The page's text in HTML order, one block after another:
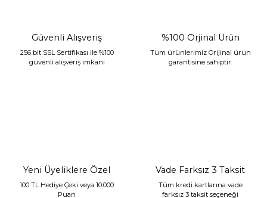
Güvenli Alışveriş
256 bit SSL Sertifikası ile %100
güvenli alışveriş imkanı
%100 Orjinal Ürün
Tüm ürünlerimiz Orijinal ürün
garantisine sahiptir.
Yeni Üyeliklere Özel
100 TL Hediye Çeki veya 10.000
Puan
Vade Farksız 3 Taksit
Tüm kredi kartlarına vade
farksız 3 taksit seçeneği